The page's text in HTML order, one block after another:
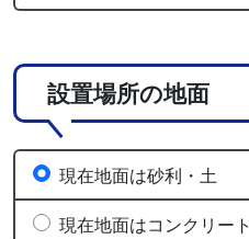
設置場所の地面
現在地面は砂利・土
現在地面はコンクリート